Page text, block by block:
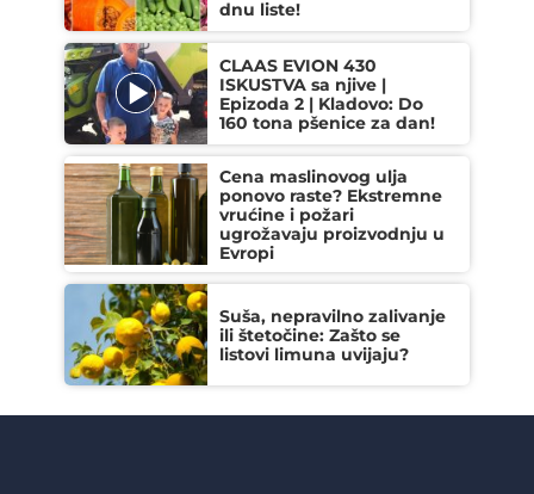
dnu liste!
CLAAS EVION 430
ISKUSTVA sa njive |
Epizoda 2 | Kladovo: Do
160 tona pšenice za dan!
Cena maslinovog ulja
ponovo raste? Ekstremne
vrućine i požari
ugrožavaju proizvodnju u
Evropi
Suša, nepravilno zalivanje
ili štetočine: Zašto se
listovi limuna uvijaju?